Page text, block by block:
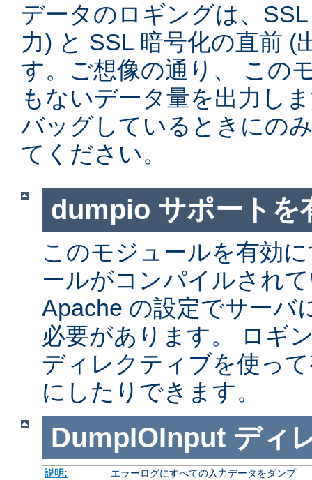
データのロギングは、
力) と SSL 暗号化の直前 (
す。ご想像の通り、 この
もないデータ量を出力し
バッグしているときにの
てください。
dumpio サポートを
このモジュールを有効
ールがコンパイルされ
Apache の設定でサーバ
必要があります。 ロギ
ディレクティブを使っ
にしたりできます。
DumpIOInput ディ
説明:
エラーログにすべての入力データをダンプ